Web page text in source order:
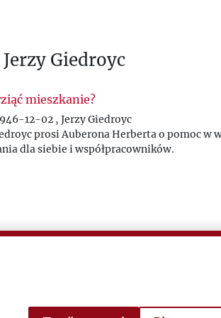
Giedroyc
mieszkanie?
12-02 , Jerzy Giedroyc
prosi Auberona Herberta o pomoc w
dla siebie i współpracowników.